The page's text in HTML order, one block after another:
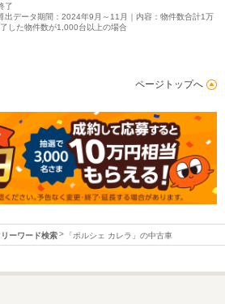
了
出データ期間：2024年9月～11月｜内容：物件数合計1万
した物件数が1,000台以上の場合
ページトップへ
リーワード検索 「ポルシェ カレラ」の中古車